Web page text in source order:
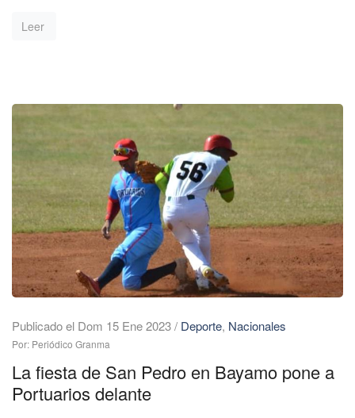
Leer
Publicado el Dom 15 Ene 2023/ Deporte, Nacionales
Por: Periódico Granma
La fiesta de San Pedro en Bayamo pone a
Portuarios delante